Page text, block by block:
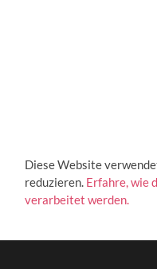
Diese Website
reduzieren. Erfahre, wie
verarbeitet werden.